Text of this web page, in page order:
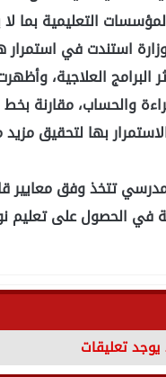
استندت في استمرار
العلاجية،
والحساب، مقارنة بخط
بها لتحقيق
تتخذ وفق معايير
في الحصول على
يوجد تعليقات